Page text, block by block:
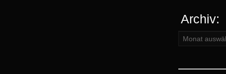
Archiv:
Archiv: